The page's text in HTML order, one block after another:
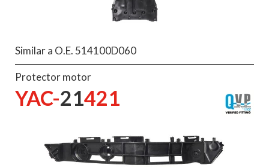
Similar a O.E. 514100D060
Protector motor
YAC-21421